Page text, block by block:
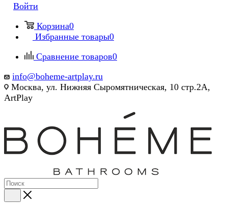
Войти
Корзина0
Избранные товары0
Сравнение товаров0
info@boheme-artplay.ru
Москва, ул. Нижняя Сыромятническая, 10 стр.2А,
ArtPlay